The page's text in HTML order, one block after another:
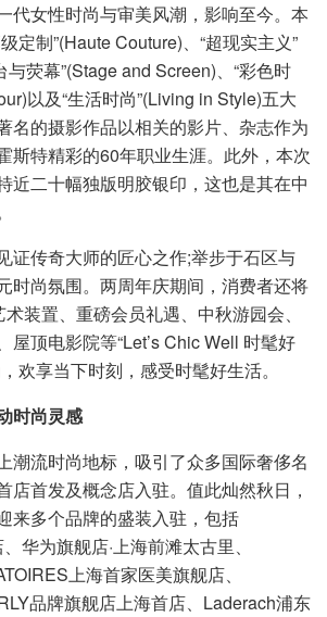
代女性时尚与审美风潮，影响至今。本
定制”(Haute Couture)、“超现实主义”
与荧幕”(Stage and Screen)、“彩色时
以及“生活时尚”(Living in Style)五大
名的摄影作品以相关的影片、杂志作为
斯特精彩的60年职业生涯。此外，本次
近二十幅独版明胶银印，这也是其在中
证传奇大师的匠心之作;举步于石区与
时尚氛围。两周年庆期间，消费者还将
装置、重磅会员礼遇、中秋游园会、
屋顶电影院等“Let’s Chic Well 时髦好
欢享当下时刻，感受时髦好生活。
时尚灵感
潮流时尚地标，吸引了众多国际奢侈名
店首发及概念店入驻。值此灿然秋日，
来多个品牌的盛装入驻，包括
华为旗舰店·上海前滩太古里、
上海首家医美旗舰店、
品牌旗舰店上海首店、Laderach浦东